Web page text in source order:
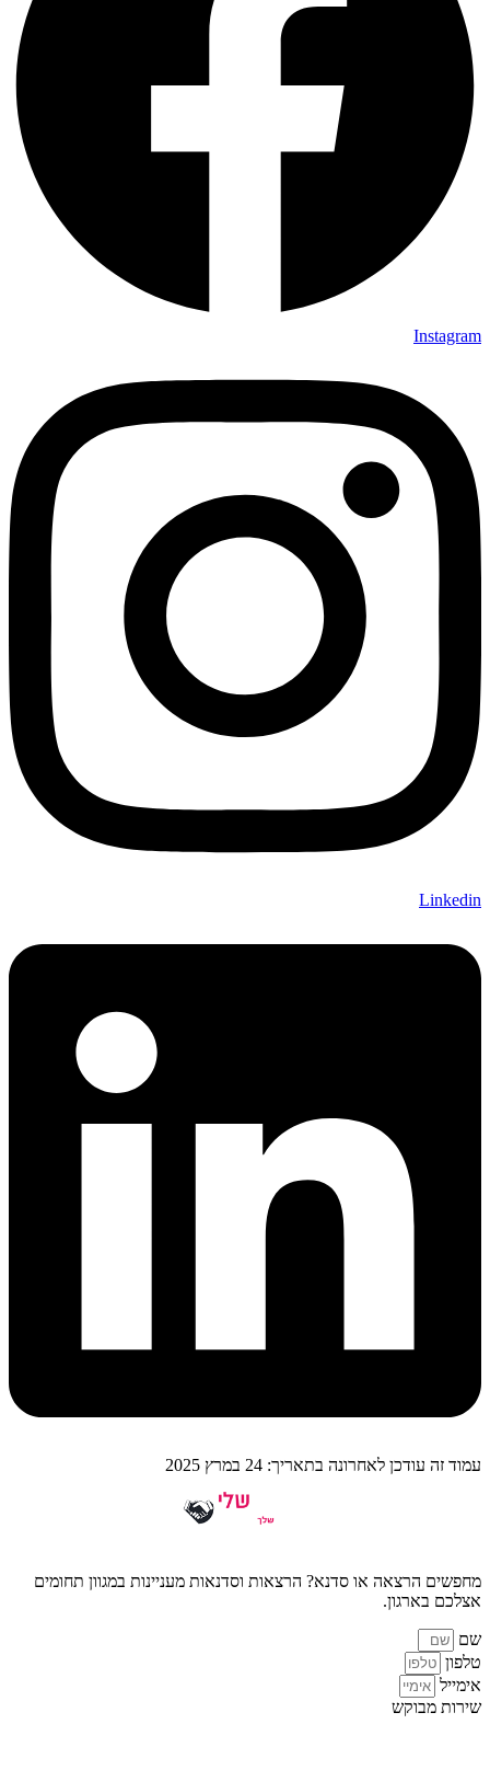
Instagram
Linkedin
עמוד זה עודכן לאחרונה בתאריך: 24 במרץ 2025
מחפשים הרצאה או סדנא? הרצאות וסדנאות מעניינות במגוון תחומים
אצלכם בארגון.
שם
טלפון
אימייל
שירות מבוקש